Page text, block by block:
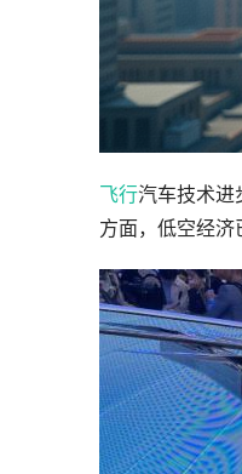
飞行汽车技术进
方面，低空经济